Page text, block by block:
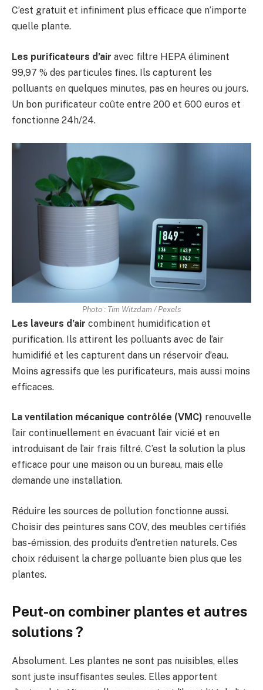
C’est gratuit et infiniment plus efficace que n’importe
quelle plante.
Les purificateurs d’air avec filtre HEPA éliminent
99,97 % des particules fines. Ils capturent les
polluants en quelques minutes, pas en heures ou jours.
Un bon purificateur coûte entre 200 et 600 euros et
fonctionne 24h/24.
Photo : Tim Witzdam / Pexels
Les laveurs d’air combinent humidification et
purification. Ils attirent les polluants avec de l’air
humidifié et les capturent dans un réservoir d’eau.
Moins agressifs que les purificateurs, mais aussi moins
efficaces.
La ventilation mécanique contrôlée (VMC) renouvelle
l’air continuellement en évacuant l’air vicié et en
introduisant de l’air frais filtré. C’est la solution la plus
efficace pour une maison ou un bureau, mais elle
demande une installation.
Réduire les sources de pollution fonctionne aussi.
Choisir des peintures sans COV, des meubles certifiés
bas-émission, des produits d’entretien naturels. Ces
choix réduisent la charge polluante bien plus que les
plantes.
Peut-on combiner plantes et autres
solutions ?
Absolument. Les plantes ne sont pas nuisibles, elles
sont juste insuffisantes seules. Elles apportent